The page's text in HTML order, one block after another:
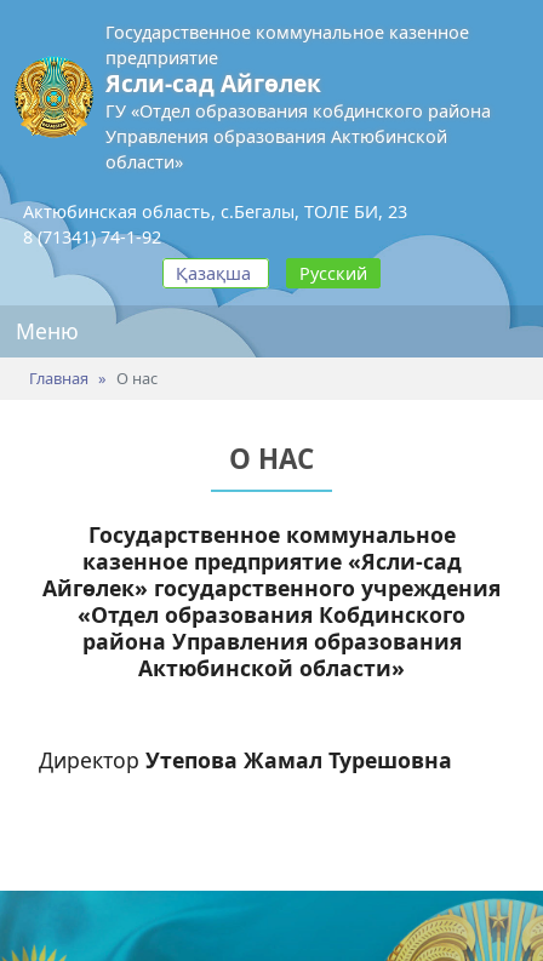
Государственное коммунальное казенное
предприятие
Ясли-сад Айгөлек
ГУ «Отдел образования кобдинского района
Управления образования Актюбинской
области»
Актюбинская область, с.Бегалы, ТОЛЕ БИ, 23
8 (71341) 74-1-92
Қазақша
Русский
Меню
Главная О нас
О НАС
Государственное коммунальное
казенное предприятие «Ясли-сад
Айгөлек» государственного учреждения
«Отдел образования Кобдинского
района Управления образования
Актюбинской области»
Директор Утепова Жамал Турешовна